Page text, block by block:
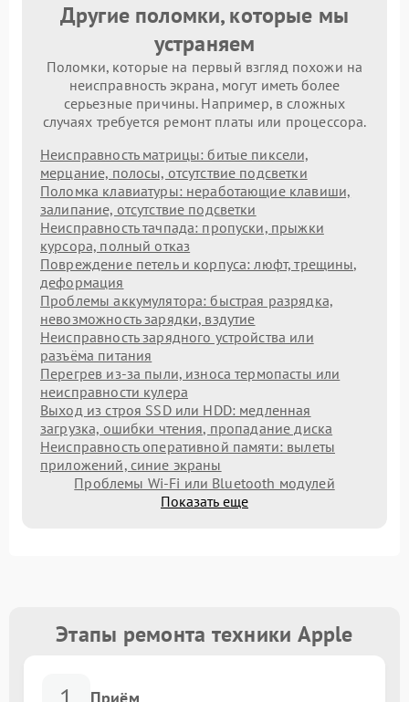
Другие поломки, которые мы
устраняем
Поломки, которые на первый взгляд похожи на
неисправность экрана, могут иметь более
серьезные причины. Например, в сложных
случаях требуется ремонт платы или процессора.
Неисправность матрицы: битые пиксели,
мерцание, полосы, отсутствие подсветки
Поломка клавиатуры: неработающие клавиши,
залипание, отсутствие подсветки
Неисправность тачпада: пропуски, прыжки
курсора, полный отказ
Повреждение петель и корпуса: люфт, трещины,
деформация
Проблемы аккумулятора: быстрая разрядка,
невозможность зарядки, вздутие
Неисправность зарядного устройства или
разъёма питания
Перегрев из‑за пыли, износа термопасты или
неисправности кулера
Выход из строя SSD или HDD: медленная
загрузка, ошибки чтения, пропадание диска
Неисправность оперативной памяти: вылеты
приложений, синие экраны
Проблемы Wi‑Fi или Bluetooth модулей
Показать еще
Этапы ремонта техники Apple